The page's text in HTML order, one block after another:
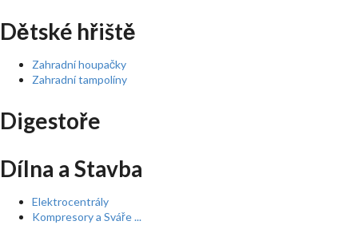
Dětské hřiště
Zahradní houpačky
Zahradní tampolíny
Digestoře
Dílna a Stavba
Elektrocentrály
Kompresory a Sváře ...